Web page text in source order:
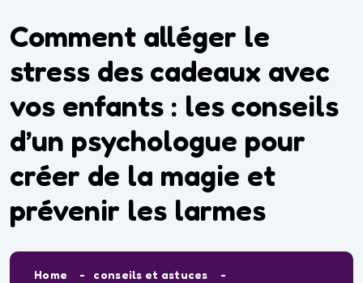
Comment alléger le
stress des cadeaux avec
vos enfants : les conseils
d’un psychologue pour
créer de la magie et
prévenir les larmes
Home
conseils et astuces